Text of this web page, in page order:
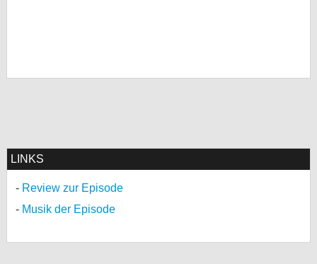
LINKS
Review zur Episode
Musik der Episode